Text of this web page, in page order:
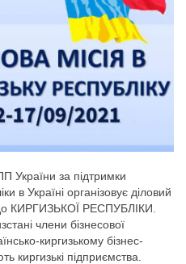
України за підтримки
в Україні організовує діловий
до КИРГИЗЬКОЇ РЕСПУБЛІКИ.
члени бізнесової
киргизькому бізнес-
киргизькі підприємства.